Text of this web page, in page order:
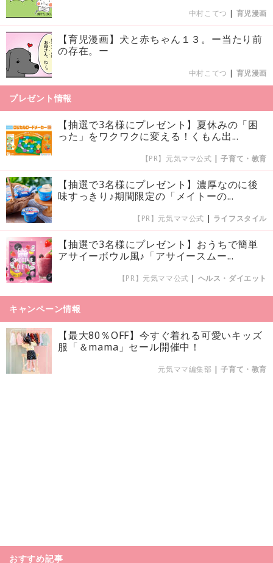
中村こてつ | 育児漫画
【育児漫画】犬と赤ちゃん１３。ー当たり前
の存在。ー
中村こてつ | 育児漫画
プレゼント情報
【抽選で3名様にプレゼント】夏休みの「困
った」をワクワクに変える！くもん出...
【PR】元気ママ公式 |子育て・教育
【抽選で3名様にプレゼント】濃厚なのに後
味すっきり♪期間限定の「メイトーの...
【PR】元気ママ公式 | ライフスタイル
【抽選で3名様にプレゼント】おうちで簡単
アサイーボウル風♪「アサイースムー...
【PR】元気ママ公式 | ヘルス・ダイエット
キャンペーン情報
【最大80％OFF】今すぐ着れる可愛いキッズ
服「＆mama」セール開催中！
元気ママ編集部 |子育て・教育
おすすめ記事